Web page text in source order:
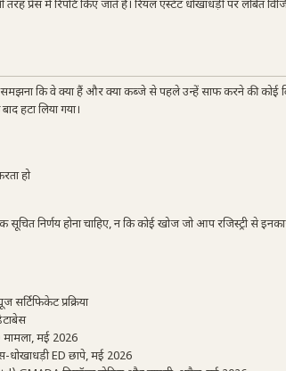
प्रेस में रिपोर्ट किए जाते हैं। रियल एस्टेट धोखाधड़ी पर लंबित
कि वे क्या हैं और क्या कब्जे से पहले उन्हें साफ करने की कोई
हटा लिया गया।
हो
निर्णय होना चाहिए, न कि कोई खोज जो आप रजिस्ट्री से
प्रक्रिया
मई 2026
ED छापे, मई 2026